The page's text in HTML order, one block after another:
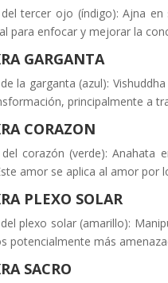
del tercer ojo (índigo): Ajna
para enfocar y mejorar la
GARGANTA
la garganta (azul):
principalmente a
CORAZON
del corazón (verde): Anahata
amor se aplica al amor por
PLEXO SOLAR
plexo solar (amarillo):
potencialmente más
SACRO